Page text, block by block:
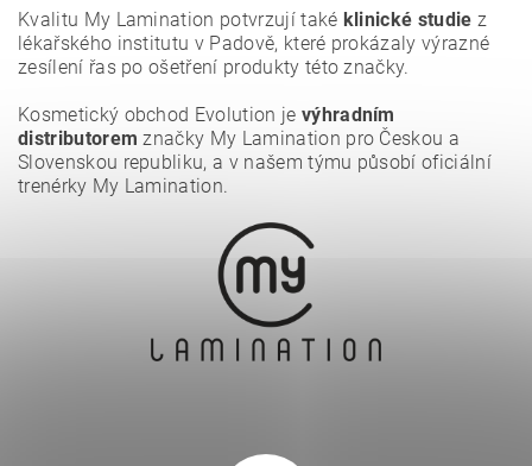
Kvalitu My Lamination potvrzují také klinické studie z
lékařského institutu v Padově, které prokázaly výrazné
zesílení řas po ošetření produkty této značky.
Kosmetický obchod Evolution je výhradním
distributorem značky My Lamination pro Českou a
Slovenskou republiku, a v našem týmu působí oficiální
trenérky My Lamination.